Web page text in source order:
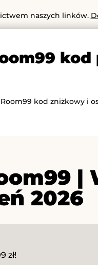
naszych linków.
kod zniżkowy i
|
2026
zł!